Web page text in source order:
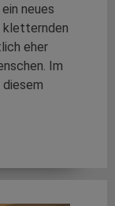
neues
kletternden
eher
Im